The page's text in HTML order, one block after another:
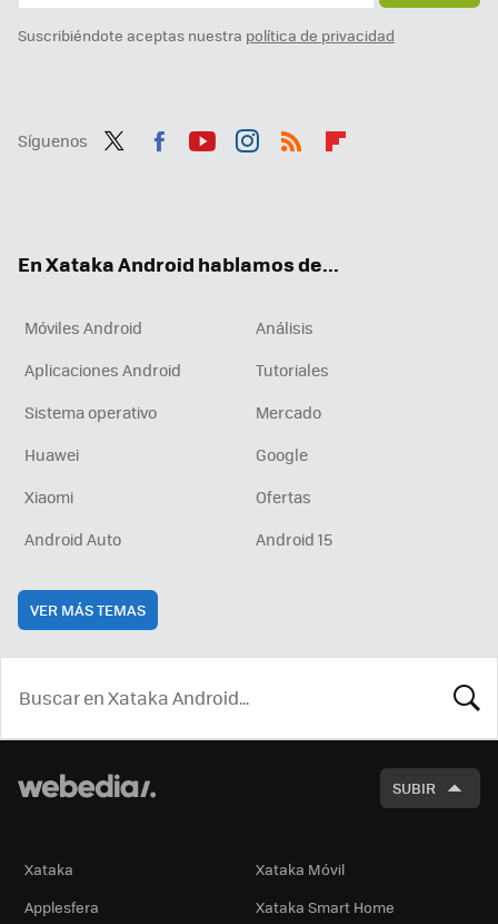
Suscribiéndote aceptas nuestra política de privacidad
Síguenos
En Xataka Android hablamos de...
Móviles Android
Análisis
Aplicaciones Android
Tutoriales
Sistema operativo
Mercado
Huawei
Google
Xiaomi
Ofertas
Android Auto
Android 15
VER MÁS TEMAS
SUBIR
Xataka
Xataka Móvil
Applesfera
Xataka Smart Home